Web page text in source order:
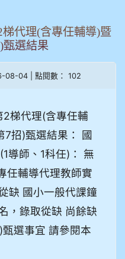
代理(含專任輔導)暨
甄選結果
04 | 點閱數： 102
2梯代理(含專任輔
7招)甄選結果： 國
導師、1科任)： 無
任輔導代理教師實
缺 國小一般代課鐘
，錄取從缺 尚餘缺
選事宜 請參閱本